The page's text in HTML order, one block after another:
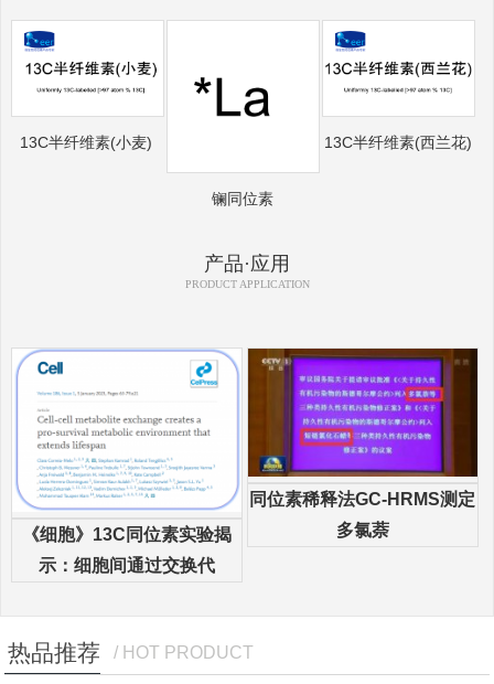
13C半纤维素(小麦)
镧同位素
13C半纤维素(西兰花)
产品·应用
PRODUCT APPLICATION
《细胞》13C同位素实验揭
示：细胞间通过交换代
同位素稀释法GC-HRMS测定
多氯萘
热品推荐 / HOT PRODUCT